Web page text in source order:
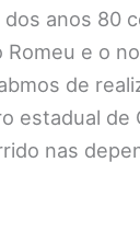
anos 80
Romeu e o
de
estadual de
nas